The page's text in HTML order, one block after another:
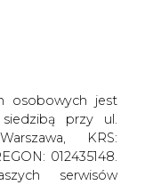
A A
SIĘ
osobowych jest
przy ul.
KRS:
012435148.
serwisów